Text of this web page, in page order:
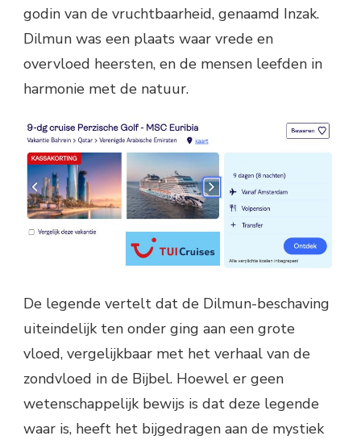
godin van de vruchtbaarheid, genaamd Inzak.
Dilmun was een plaats waar vrede en
overvloed heersten, en de mensen leefden in
harmonie met de natuur.
De legende vertelt dat de Dilmun-beschaving
uiteindelijk ten onder ging aan een grote
vloed, vergelijkbaar met het verhaal van de
zondvloed in de Bijbel. Hoewel er geen
wetenschappelijk bewijs is dat deze legende
waar is, heeft het bijgedragen aan de mystiek